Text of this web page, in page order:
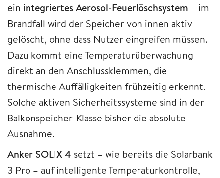
ein integriertes Aerosol-Feuerlöschsystem – im
Brandfall wird der Speicher von innen aktiv
gelöscht, ohne dass Nutzer eingreifen müssen.
Dazu kommt eine Temperaturüberwachung
direkt an den Anschlussklemmen, die
thermische Auffälligkeiten frühzeitig erkennt.
Solche aktiven Sicherheitssysteme sind in der
Balkonspeicher-Klasse bisher die absolute
Ausnahme.
Anker SOLIX 4 setzt – wie bereits die Solarbank
3 Pro – auf intelligente Temperaturkontrolle,